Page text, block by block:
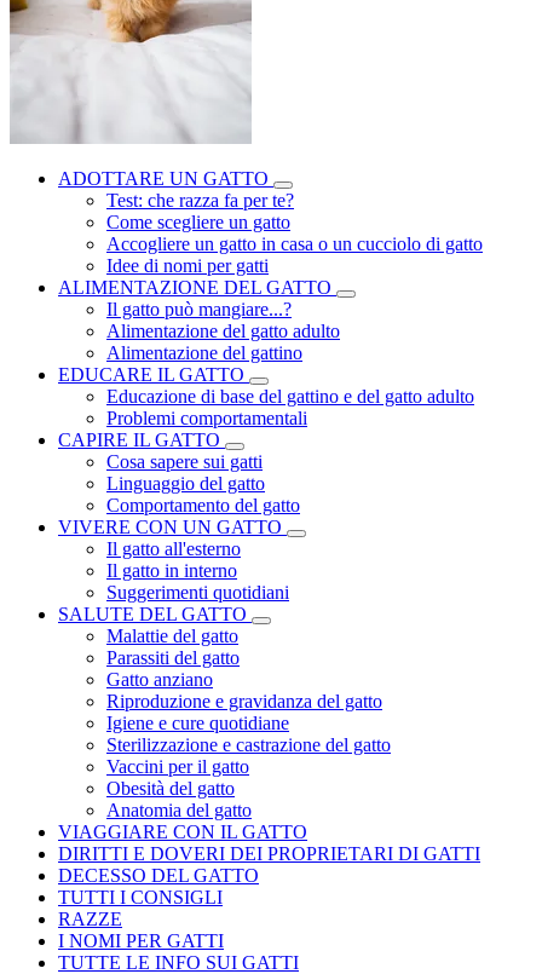
ADOTTARE UN GATTO
Test: che razza fa per te?
Come scegliere un gatto
Accogliere un gatto in casa o un cucciolo di gatto
Idee di nomi per gatti
ALIMENTAZIONE DEL GATTO
Il gatto può mangiare...?
Alimentazione del gatto adulto
Alimentazione del gattino
EDUCARE IL GATTO
Educazione di base del gattino e del gatto adulto
Problemi comportamentali
CAPIRE IL GATTO
Cosa sapere sui gatti
Linguaggio del gatto
Comportamento del gatto
VIVERE CON UN GATTO
Il gatto all'esterno
Il gatto in interno
Suggerimenti quotidiani
SALUTE DEL GATTO
Malattie del gatto
Parassiti del gatto
Gatto anziano
Riproduzione e gravidanza del gatto
Igiene e cure quotidiane
Sterilizzazione e castrazione del gatto
Vaccini per il gatto
Obesità del gatto
Anatomia del gatto
VIAGGIARE CON IL GATTO
DIRITTI E DOVERI DEI PROPRIETARI DI GATTI
DECESSO DEL GATTO
TUTTI I CONSIGLI
RAZZE
I NOMI PER GATTI
TUTTE LE INFO SUI GATTI